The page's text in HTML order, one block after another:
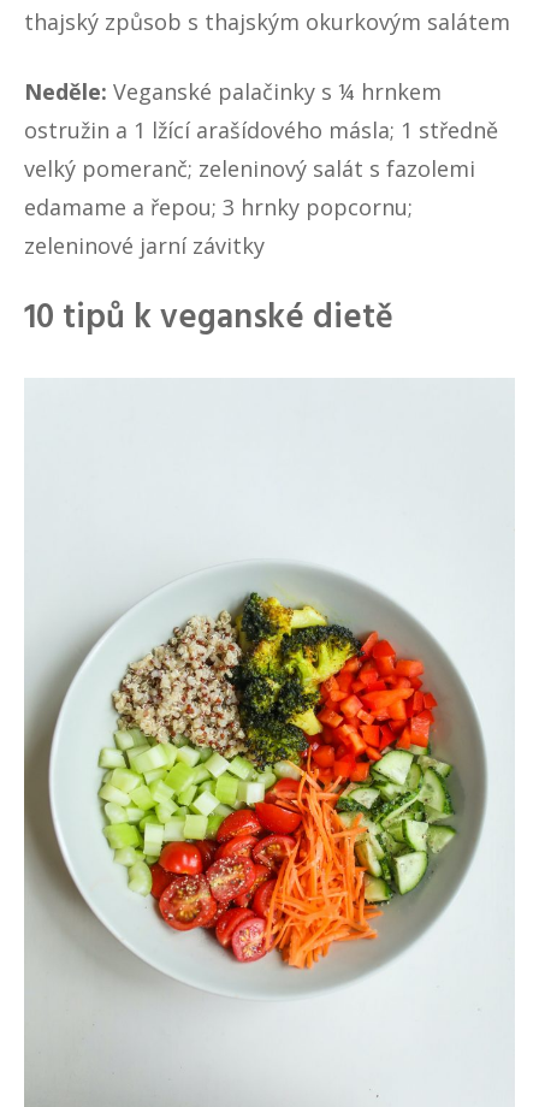
thajský způsob s thajským okurkovým salátem
Neděle: Veganské palačinky s ¼ hrnkem
ostružin a 1 lžící arašídového másla; 1 středně
velký pomeranč; zeleninový salát s fazolemi
edamame a řepou; 3 hrnky popcornu;
zeleninové jarní závitky
10 tipů k veganské dietě